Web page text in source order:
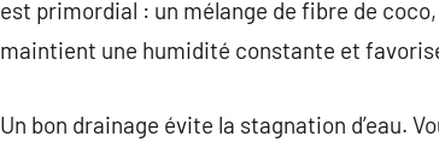
est primordial : un mélange de fibre de
maintient une humidité constante et
Un bon drainage évite la stagnation d’eau.